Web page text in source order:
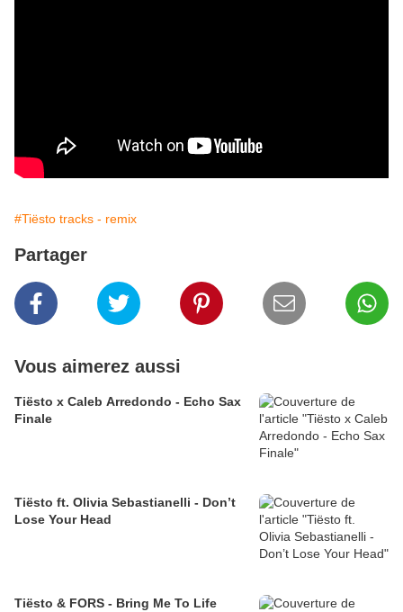
#Tiësto tracks - remix
Partager
Vous aimerez aussi
Tiësto x Caleb Arredondo - Echo Sax
Finale
Tiësto ft. Olivia Sebastianelli - Don’t
Lose Your Head
Tiësto & FORS - Bring Me To Life